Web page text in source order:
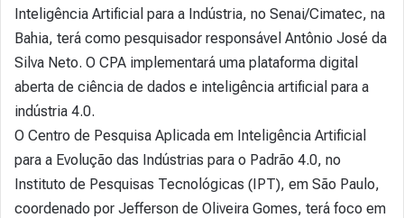
Inteligência Artificial para a Indústria, no Senai/Cimatec, na
Bahia, terá como pesquisador responsável Antônio José da
Silva Neto. O CPA implementará uma plataforma digital
aberta de ciência de dados e inteligência artificial para a
indústria 4.0.
O Centro de Pesquisa Aplicada em Inteligência Artificial
para a Evolução das Indústrias para o Padrão 4.0, no
Instituto de Pesquisas Tecnológicas (IPT), em São Paulo,
coordenado por Jefferson de Oliveira Gomes, terá foco em